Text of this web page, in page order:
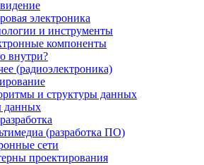
электроника
и инструменты
компоненты
внутри?
(радиоэлектроника)
и структуры данных
данных
(разработка ПО)
сети
проектирования